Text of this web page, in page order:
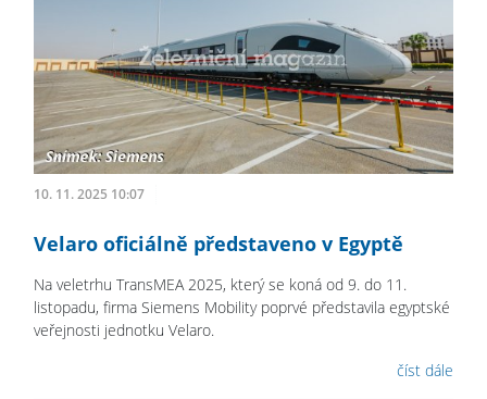
10. 11. 2025 10:07
Velaro oficiálně představeno v Egyptě
Na veletrhu TransMEA 2025, který se koná od 9. do 11.
listopadu, firma Siemens Mobility poprvé představila egyptské
veřejnosti jednotku Velaro.
číst dále